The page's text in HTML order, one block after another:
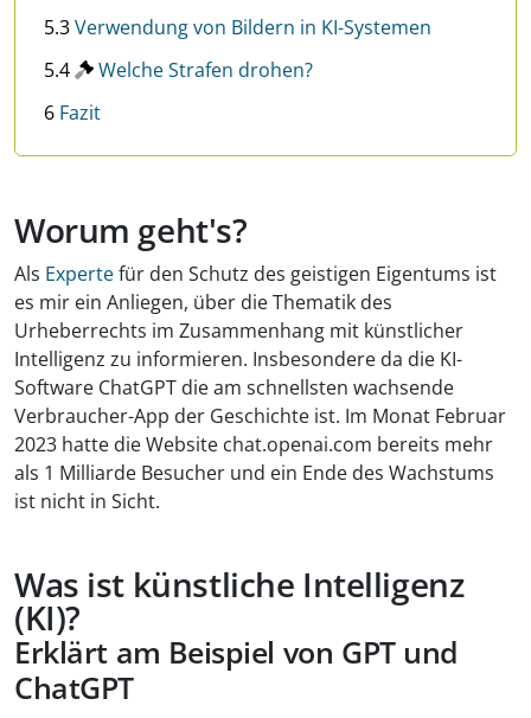
5.3Verwendung von Bildern in KI-Systemen
5.4
Welche Strafen drohen?
6 Fazit
Worum geht's?
Als Expertefür den Schutz des geistigen Eigentums ist
es mir ein Anliegen, über die Thematik des
Urheberrechts im Zusammenhang mit künstlicher
Intelligenz zu informieren. Insbesondere da die KI-
Software ChatGPT die am schnellsten wachsende
Verbraucher-App der Geschichte ist. Im Monat Februar
2023 hatte die Website chat.openai.com bereits mehr
als 1 Milliarde Besucher und ein Ende des Wachstums
ist nicht in Sicht.
Was ist künstliche Intelligenz
(KI)?
Erklärt am Beispiel von GPT und
ChatGPT